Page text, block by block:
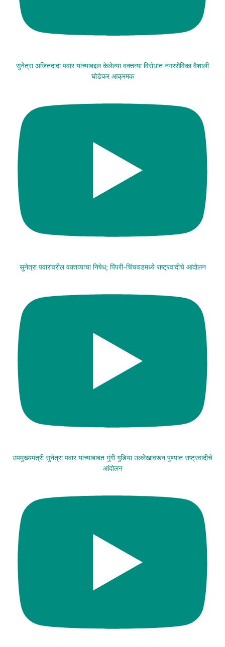
सुनेत्रा अजितदादा पवार यांच्याबद्दल केलेल्या वक्तव्या विरोधात नगरसेविका वैशाली
घोडेकर आक्रमक
सुनेत्रा पवारांवरील वक्तव्याचा निषेध; पिंपरी-चिंचवडमध्ये राष्ट्रवादीचे आंदोलन
उपमुख्यमंत्री सुनेत्रा पवार यांच्याबाबत गुंगी गुडिया उल्लेखावरून पुण्यात राष्ट्रवादीचे
आंदोलन